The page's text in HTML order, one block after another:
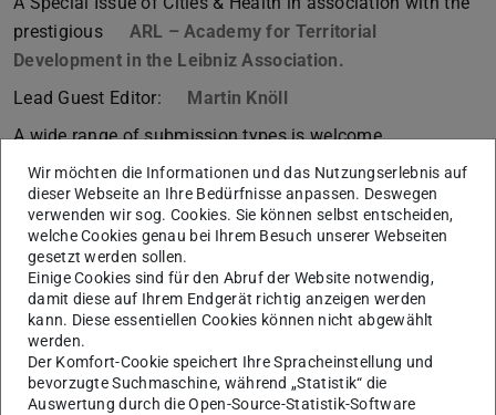
prestigious
ARL – Academy for Territorial
Development in the Leibniz Association.
Lead Guest Editor:
Martin Knöll
A wide range of submission types is welcome.
We think there is an important role for visualizing health
inequities in, and for, urban planning. Diagrams, sketches,
drawings, charts, maps, virtual or physical models,
renderings, photographs or videos can all be relevant
tools to help show existing health inequities and the
impact urban planning may have on diminishing health
inequities.
Wir möchten die Informationen und das Nutzungserlebnis auf
dieser Webseite an Ihre Bedürfnisse anpassen. Deswegen
verwenden wir sog. Cookies. Sie können selbst entscheiden,
welche Cookies genau bei Ihrem Besuch unserer Webseiten
gesetzt werden sollen.
Einige Cookies sind für den Abruf der Website notwendig,
damit diese auf Ihrem Endgerät richtig anzeigen werden
kann. Diese essentiellen Cookies können nicht abgewählt
werden.
Der Komfort-Cookie speichert Ihre Spracheinstellung und
bevorzugte Suchmaschine, während „Statistik“ die
Auswertung durch die Open-Source-Statistik-Software